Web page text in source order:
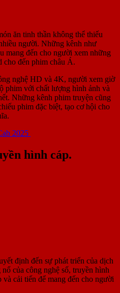
ăn tinh thần không thể thiếu
người. Những kênh như
mang đến cho người xem những
đến phim châu Á.
nghệ HD và 4K, người xem giờ
phim với chất lượng hình ảnh và
Những kênh phim truyện cũng
phim đặc biệt, tạo cơ hội cho
2025
hình cáp.
định đến sự phát triển của dịch
của công nghệ số, truyền hình
cải tiến để mang đến cho người